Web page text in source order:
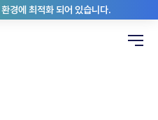
경에 최적화 되어 있습니다.